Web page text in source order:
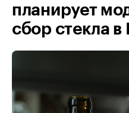
планирует
сбор стекла